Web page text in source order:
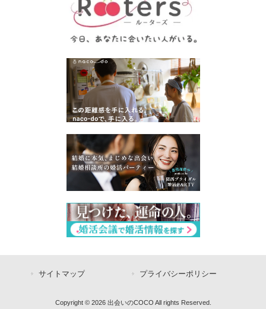
サイトマップ プライバシーポリシー
Copyright © 2026 出会いのCOCO All rights Reserved.